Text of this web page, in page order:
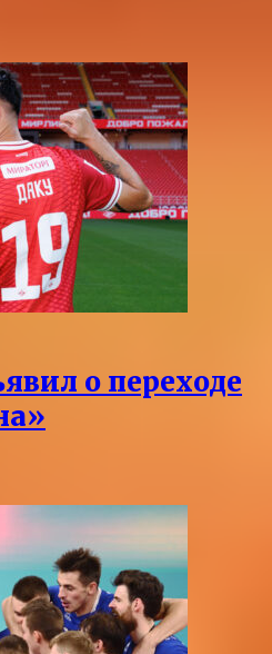
о переходе